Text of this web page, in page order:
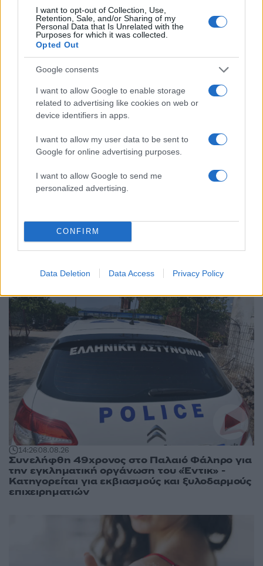
I want to opt-out of Collection, Use,
Retention, Sale, and/or Sharing of my
Personal Data that Is Unrelated with the
Purposes for which it was collected.
Opted Out
Google consents
I want to allow Google to enable storage
related to advertising like cookies on web or
device identifiers in apps.
I want to allow my user data to be sent to
Google for online advertising purposes.
I want to allow Google to send me
personalized advertising.
CONFIRM
Data Deletion Data Access Privacy Policy
Βγήκαν ξανά τα μαχαίρια στην Ελπίδα
για τη Δημοκρατία: «Καρυστιανού,
Γρατσία και Γαλανός μετέτρεψαν το
κίνημα σε φοβικό αρχηγικό κόμμα»
71 Μεταφορές χρημάτων: Πότε μπορεί να
θεωρηθούν δωρεές και να επιβληθεί
φόρος – Τι ισχυεί για τις γονικές παροχές
Απίστευτο κι όμως αληθινό -
Aναστέλλονται τα τακτικά ραντεβού του
αγγειοχειρουργού του νοσοκομείου
γιατρού
Σούπερ μάρκετ: Νέες μειώσεις τιμών –
ανάμεσά τους 130 σχολικά
Ελλάδα: Περισσότερα
14:2608.08.26
Συνελήφθη 49χρονος στο Παλαιό Φάληρο για
την εγκληματική οργάνωση του «Έντικ» -
Κατηγορείται για εκβιασμούς και ξυλοδαρμούς
επιχειρηματιών